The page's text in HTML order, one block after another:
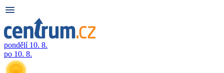
pondělí 10. 8.
po 10. 8.